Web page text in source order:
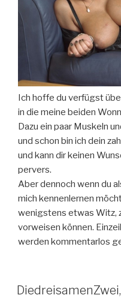
Ich hoffe du verfügst
in die meine beiden
Dazu ein paar Muskeln
und schon bin ich dein
und kann dir keinen
pervers.
Aber dennoch wenn du
mich kennenlernen
wenigstens etwas Witz,
vorweisen können.
werden kommentarlos